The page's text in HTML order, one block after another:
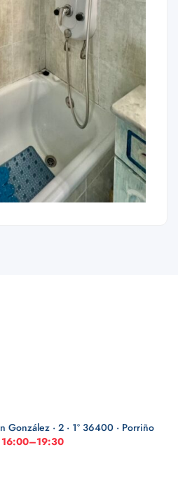
· 2 · 1º 36400 · Porriño